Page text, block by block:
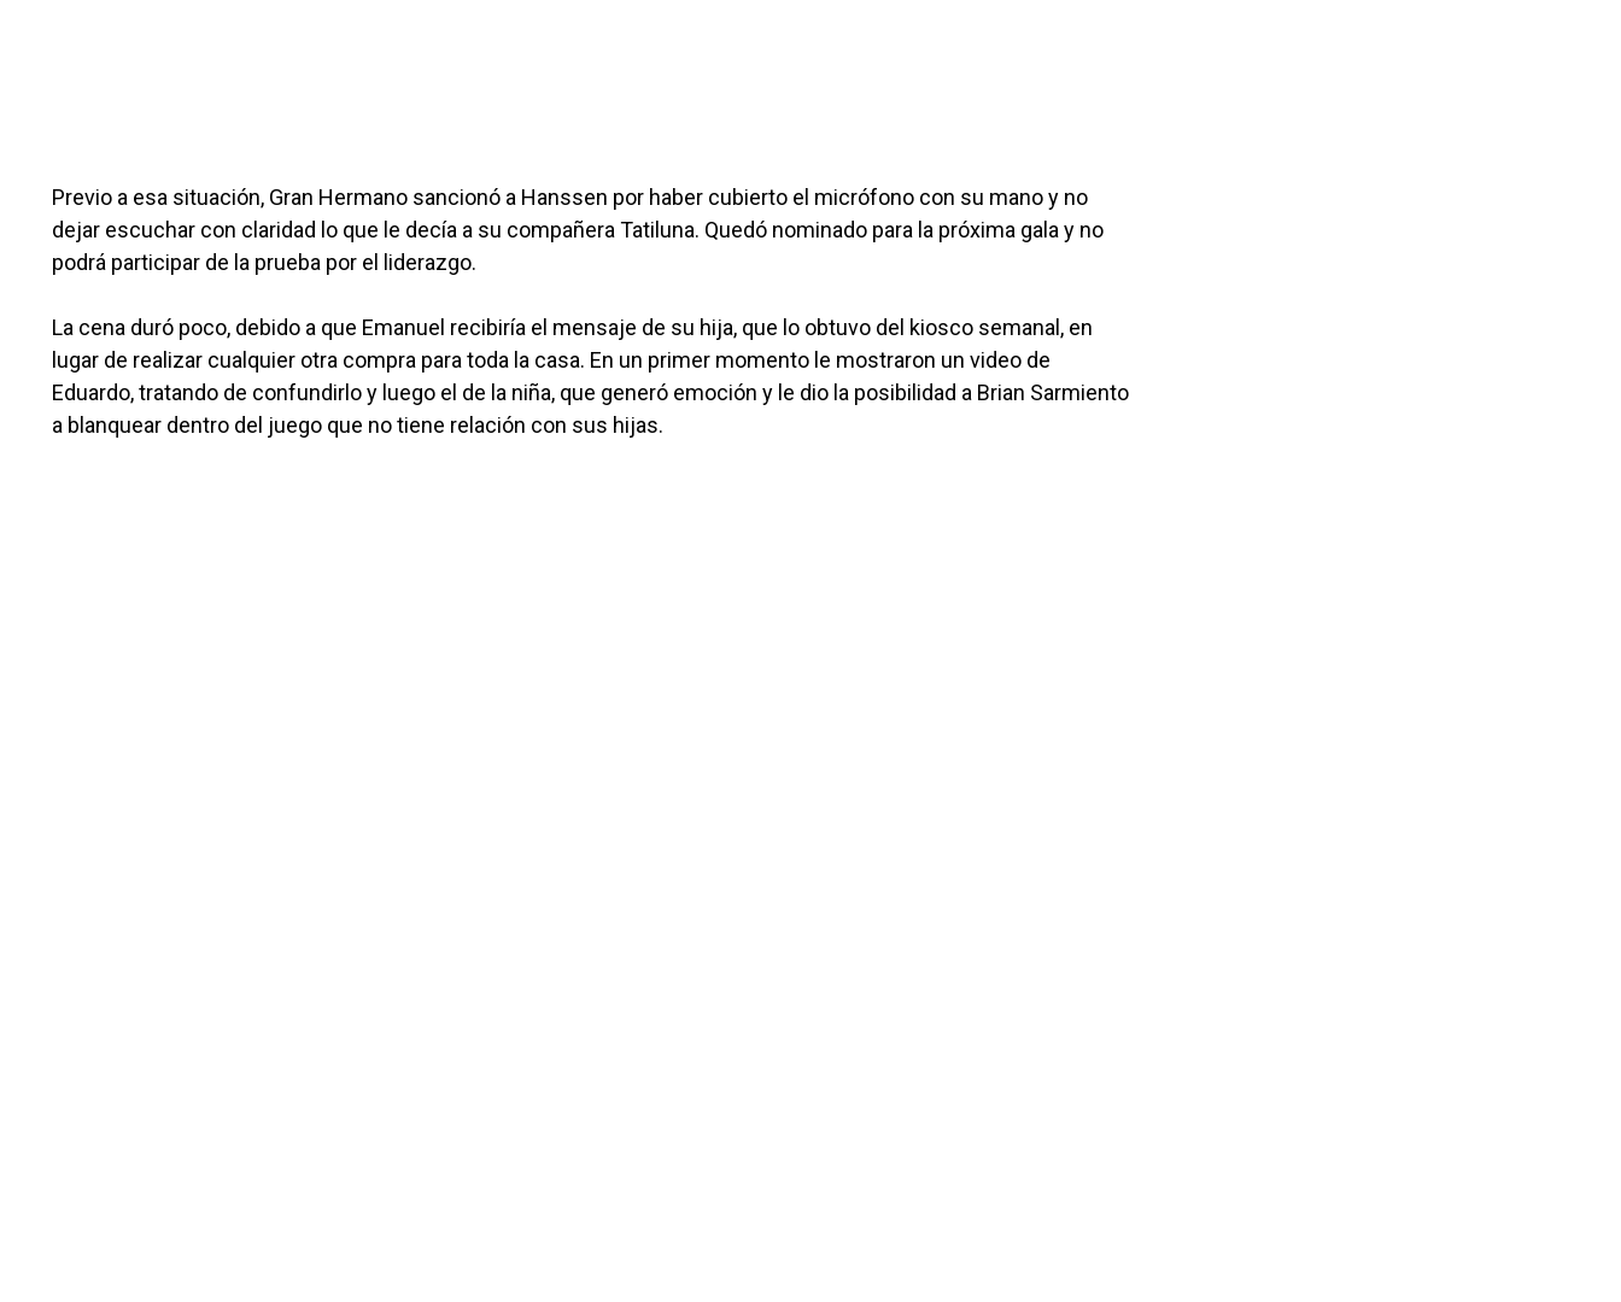
Previo a esa situación, Gran Hermano sancionó a Hanssen por haber cubierto el micrófono con su mano y no
dejar escuchar con claridad lo que le decía a su compañera Tatiluna. Quedó nominado para la próxima gala y no
podrá participar de la prueba por el liderazgo.
La cena duró poco, debido a que Emanuel recibiría el mensaje de su hija, que lo obtuvo del kiosco semanal, en
lugar de realizar cualquier otra compra para toda la casa. En un primer momento le mostraron un video de
Eduardo, tratando de confundirlo y luego el de la niña, que generó emoción y le dio la posibilidad a Brian Sarmiento
a blanquear dentro del juego que no tiene relación con sus hijas.